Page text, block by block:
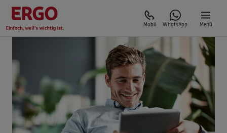
Mobil WhatsApp Menü